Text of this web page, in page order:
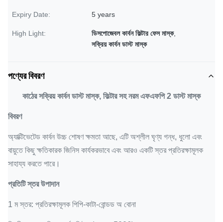
Expiry Date: 5 years
High Light: ডিসপোজেবল কার্বন ফিল্টার ফেস মাস্ক,
সক্রিয় কার্বন ডাস্ট মাস্ক
পণ্যের বিবরণ
কাঠের সক্রিয় কার্বন ডাস্ট মাস্ক, ফিল্টার সহ নরম এফএফপি 2 ডাস্ট মাস্ক
বিবরণ
অ্যাক্টিভেটেড কার্বন উচ্চ শোষণ ক্ষমতা আছে, এটি অশ্লীল ঘৃণ্য গন্ধ, ধুলো এবং
বায়ুতে কিছু ক্ষতিকারক জিনিস কার্যকরভাবে এবং আরও একটি স্তর প্রতিরক্ষামূলক
সাহায্য করতে পারে।
প্রতিটি স্তর উপাদান
1 ম স্তর: প্রতিরক্ষামূলক পিপি-কাটা-বোন্ডড অ বোনা